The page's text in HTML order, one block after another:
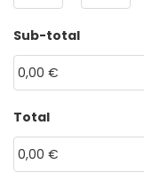
dot
MM
dot
YYYY
Sub-total
Total